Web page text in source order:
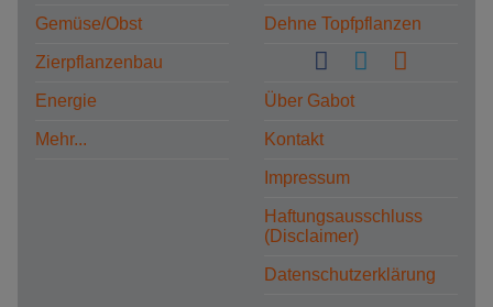
Gemüse/Obst
Zierpflanzenbau
Energie
Mehr...
Dehne Topfpflanzen
Über Gabot
Kontakt
Impressum
Haftungsausschluss
(Disclaimer)
Datenschutzerklärung